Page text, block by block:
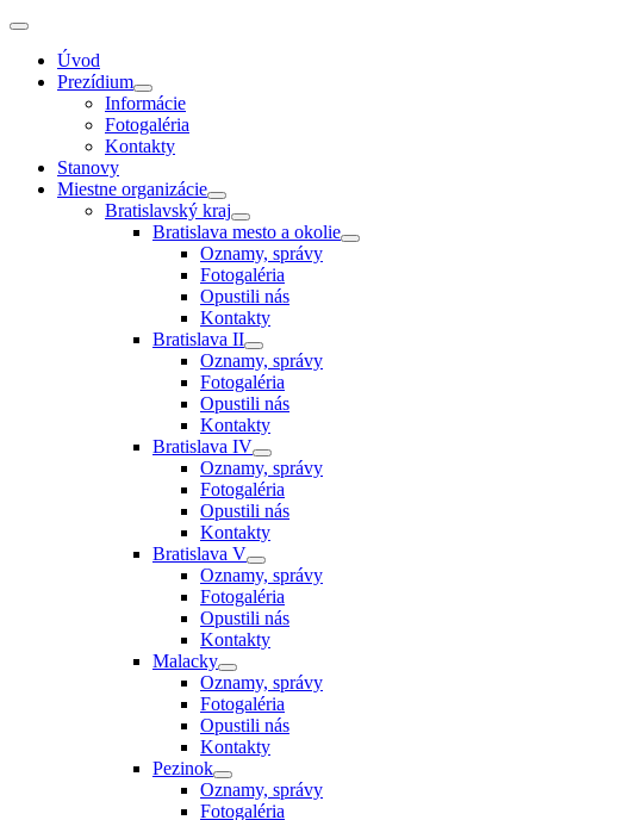
Úvod
Prezídium
Informácie
Fotogaléria
Kontakty
Stanovy
Miestne organizácie
Bratislavský kraj
Bratislava mesto a okolie
Oznamy, správy
Fotogaléria
Opustili nás
Kontakty
Bratislava II
Oznamy, správy
Fotogaléria
Opustili nás
Kontakty
Bratislava IV
Oznamy, správy
Fotogaléria
Opustili nás
Kontakty
Bratislava V
Oznamy, správy
Fotogaléria
Opustili nás
Kontakty
Malacky
Oznamy, správy
Fotogaléria
Opustili nás
Kontakty
Pezinok
Oznamy, správy
Fotogaléria